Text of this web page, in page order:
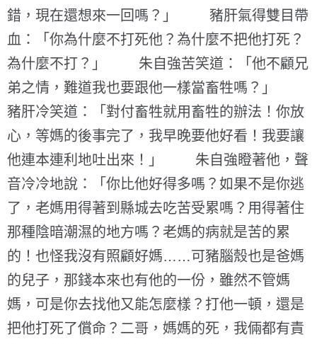
錯，現在還想來一回嗎？」 豬肝氣得雙目帶
血：「你為什麼不打死他？為什麼不把他打死？
為什麼不打？」 朱自強苦笑道：「他不顧兄
弟之情，難道我也要跟他一樣當畜牲嗎？」
豬肝冷笑道：「對付畜牲就用畜牲的辦法！你放
心，等媽的後事完了，我早晚要他好看！我要讓
他連本連利地吐出來！」 朱自強瞪著他，聲
音冷冷地說：「你比他好得多嗎？如果不是你逃
了，老媽用得著到縣城去吃苦受累嗎？用得著住
那種陰暗潮濕的地方嗎？老媽的病就是苦的累
的！也怪我沒有照顧好媽……可豬腦殼也是爸媽
的兒子，那錢本來也有他的一份，雖然不管媽
媽，可是你去找他又能怎麼樣？打他一頓，還是
把他打死了償命？二哥，媽媽的死，我倆都有責